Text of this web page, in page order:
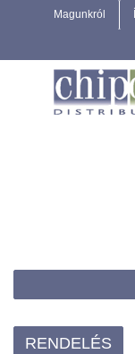
Magunkról
RENDELÉS